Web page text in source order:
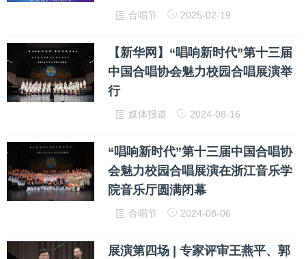
合唱节 2025-02-19
【新华网】“唱响新时代”第十三届
中国合唱协会魅力校园合唱展演举
行
媒体报道 2024-08-16
“唱响新时代”第十三届中国合唱协
会魅力校园合唱展演在浙江音乐学
院音乐厅圆满闭幕
合唱节 2024-08-06
展演第四场 | 专家评审王燕平、郭